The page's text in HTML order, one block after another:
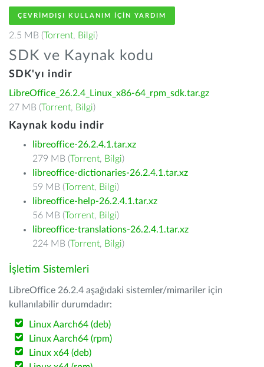
ÇEVRIMDIŞI KULLANIM IÇIN YARDIM
2.5 MB (Torrent, Bilgi)
SDK ve Kaynak kodu
SDK'yı indir
LibreOffice_26.2.4_Linux_x86-64_rpm_sdk.tar.gz
27 MB (Torrent, Bilgi)
Kaynak kodu indir
libreoffice-26.2.4.1.tar.xz
279 MB (Torrent, Bilgi)
libreoffice-dictionaries-26.2.4.1.tar.xz
59 MB (Torrent, Bilgi)
libreoffice-help-26.2.4.1.tar.xz
56 MB (Torrent, Bilgi)
libreoffice-translations-26.2.4.1.tar.xz
224 MB (Torrent, Bilgi)
İşletim Sistemleri
LibreOffice 26.2.4 aşağıdaki sistemler/mimariler için
kullanılabilir durumdadır:
Linux Aarch64 (deb)
Linux Aarch64 (rpm)
Linux x64 (deb)